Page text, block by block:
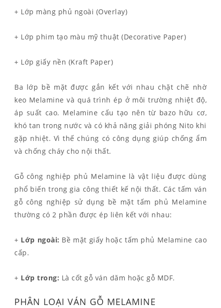
+ Lớp màng phủ ngoài (Overlay)
+ Lớp phim tạo màu mỹ thuật (Decorative Paper)
+ Lớp giấy nền (Kraft Paper)
Ba lớp bề mặt được gắn kết với nhau chặt chẽ nhờ
keo Melamine và quá trình ép ở môi trường nhiệt độ,
áp suất cao. Melamine cấu tạo nên từ bazo hữu cơ,
khó tan trong nước và có khả năng giải phóng Nito khi
gặp nhiệt. Vì thế chúng có công dụng giúp chống ẩm
và chống cháy cho nội thất.
Gỗ công nghiệp phủ Melamine là vật liệu được dùng
phổ biến trong gia công thiết kế nội thất. Các tấm ván
gỗ công nghiệp sử dụng bề mặt tấm phủ Melamine
thường có 2 phần được ép liên kết với nhau:
+ Lớp ngoài: Bề mặt giấy hoặc tấm phủ Melamine cao
cấp.
+ Lớp trong: Là cốt gỗ ván dăm hoặc gỗ MDF.
PHÂN LOẠI VÁN GỖ MELAMINE